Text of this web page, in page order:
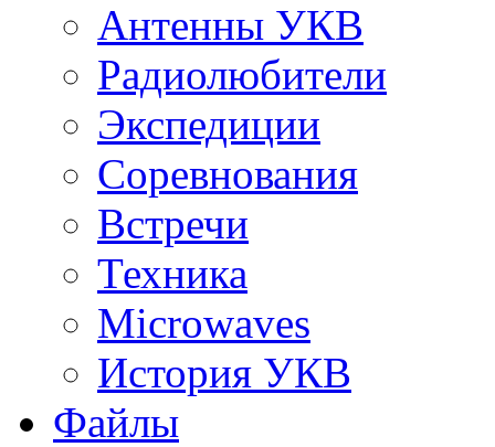
Антенны УКВ
Радиолюбители
Экспедиции
Соревнования
Встречи
Техника
Microwaves
История УКВ
Файлы